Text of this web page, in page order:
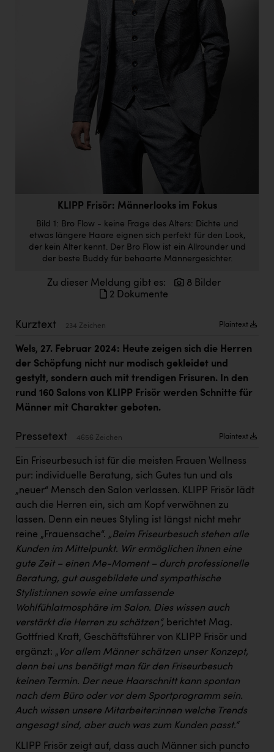
HIG Infomotion Group
IFE Austria GmbH
Jesolo
Jane Goodall Institute Austria
KEBA
KIWI Kinderwunsch Institut Dr. Loimer
KLIPP Frisör
Kleider Bauer
Maximarkt
Oldtimer Raststationen und Motorhotels
Österreichischer Kachelofenverband
Orlen
Passage Linz
PEZ
PÜSPÖK
REMAX
RE/MAX Welcome
RUBBLE MASTER
Ruderclub Wels
SCRI - Salzburg Cancer Research Institute
KLIPP Frisör: Männerlooks im Fokus
Bild 1: Bro Flow - keine Frage des Alters: Dichte und
etwas längere Haare eignen sich perfekt für den Look,
der kein Alter kennt. Der Bro Flow ist ein Allrounder und
der beste Buddy für behaarte Männergesichter.
Zu dieser Meldung gibt es:
8 Bilder
2 Dokumente
Kurztext 234 Zeichen Plaintext
Wels, 27. Februar 2024: Heute zeigen sich die Herren
der Schöpfung nicht nur modisch gekleidet und
gestylt, sondern auch mit trendigen Frisuren. In den
rund 160 Salons von KLIPP Frisör werden Schnitte für
Männer mit Charakter geboten.
Pressetext 4656 Zeichen Plaintext
Ein Friseurbesuch ist für die meisten Frauen Wellness
pur: individuelle Beratung, sich Gutes tun und als
„neuer“ Mensch den Salon verlassen. KLIPP Frisör lädt
auch die Herren ein, sich am Kopf verwöhnen zu
lassen. Denn ein neues Styling ist längst nicht mehr
reine „Frauensache“. „Beim Friseurbesuch stehen alle
Kunden im Mittelpunkt. Wir ermöglichen ihnen eine
gute Zeit – einen Me-Moment – durch professionelle
Beratung, gut ausgebildete und sympathische
Stylist:innen sowie eine umfassende
Wohlfühlatmosphäre im Salon. Dies wissen auch
verstärkt die Herren zu schätzen“, berichtet Mag.
Gottfried Kraft, Geschäftsführer von KLIPP Frisör und
ergänzt: „ Vor allem Männer schätzen unser Konzept,
denn bei uns benötigt man für den Friseurbesuch
keinen Termin. Der neue Haarschnitt kann spontan
nach dem Büro oder vor dem Sportprogramm sein.
Auch wissen unsere Mitarbeiter:innen welche Trends
angesagt sind, aber auch was zum Kunden passt.“
KLIPP Frisör zeigt auf, dass auch Männer sich puncto